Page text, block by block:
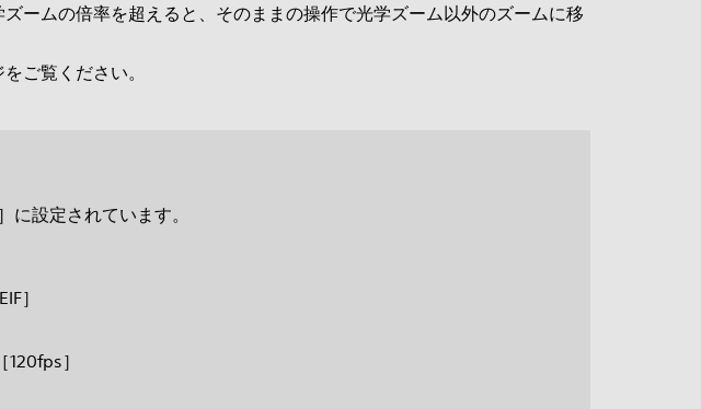
ームの倍率を超えると、そのままの操作で光学ズーム以外のズームに移
ご覧ください。
設定されています。
］
］